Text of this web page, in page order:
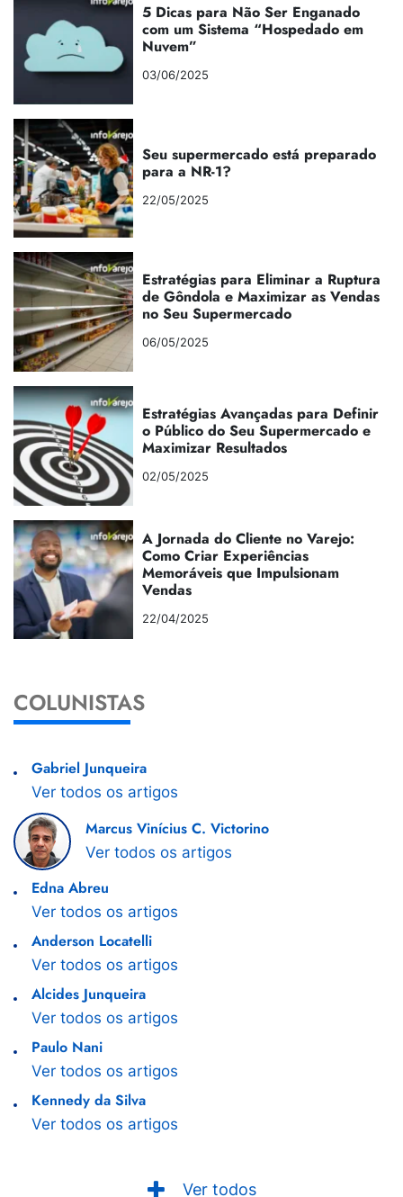
5 Dicas para Não Ser Enganado
com um Sistema “Hospedado em
Nuvem”
03/06/2025
Seu supermercado está preparado
para a NR-1?
22/05/2025
Estratégias para Eliminar a Ruptura
de Gôndola e Maximizar as Vendas
no Seu Supermercado
06/05/2025
Estratégias Avançadas para Definir
o Público do Seu Supermercado e
Maximizar Resultados
02/05/2025
A Jornada do Cliente no Varejo:
Como Criar Experiências
Memoráveis que Impulsionam
Vendas
22/04/2025
COLUNISTAS
Gabriel Junqueira
Ver todos os artigos
Marcus Vinícius C. Victorino
Ver todos os artigos
Edna Abreu
Ver todos os artigos
Anderson Locatelli
Ver todos os artigos
Alcides Junqueira
Ver todos os artigos
Paulo Nani
Ver todos os artigos
Kennedy da Silva
Ver todos os artigos
Ver todos